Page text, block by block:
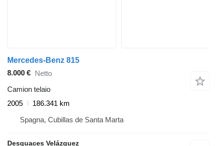
Mercedes-Benz 815
8.000 € Netto
Camion telaio
2005
186.341 km
Spagna, Cubillas de Santa Marta
Desguaces Velázquez